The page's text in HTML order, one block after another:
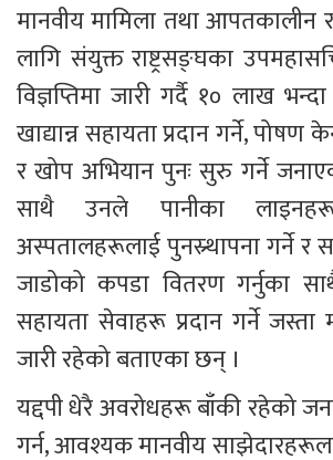
मानवीय मामिला तथा
लागि संयुक्त राष्ट्रसङ्घका
विज्ञप्तिमा जारी गर्दै १० लाख
खाद्यान्न सहायता प्रदान गर्ने, पोषण
र खोप अभियान पुनः सुरु गर्ने
साथै उनले पानीका
अस्पतालहरूलाई पुनस्र्थापना गर्ने र
जाडोको कपडा वितरण गर्नुका
सहायता सेवाहरू प्रदान गर्ने जस्ता
जारी रहेको बताएका छन् ।
यद्दपी धेरै अवरोधहरू बाँकी रहेको
गर्न, आवश्यक मानवीय